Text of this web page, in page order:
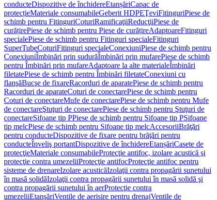
conducteDispozitive de închidereEtanșăriCapac de
protecțieMateriale consumabileGeberit HDPEŢeviFitinguriPiese de
schimb pentru FitinguriCoturiRamificaţiiReducţiiPiese de
curățirePiese de schimb pentru Piese de curățireAdaptoareFitinguri
specialePiese de schimb pentru Fitinguri specialeFitinguri
SuperTubeCoturiFitinguri specialeConexiuniPiese de schimb pentru
ConexiuniÎmbinări prin sudurăÎmbinări prin mufarePiese de schimb
pentru Îmbinări prin mufareAdaptoare la alte materialeÎmbinări
filetatePiese de schimb pentru Îmbinări filetateConexiuni cu
flanşăBucşe de fixareRacorduri de aparatePiese de schimb pentru
Racorduri de aparateCoturi de conectarePiese de schimb pentru
Coturi de conectareMufe de conectarePiese de schimb pentru Mufe
de conectareŞtuţuri de conectarePiese de schimb pentru Ştuţuri de
conectareSifoane tip PPiese de schimb pentru Sifoane tip PSifoane
tip melcPiese de schimb pentru Sifoane tip melcAccesoriiBrăţări
pentru conducteDispozitive de fixare pentru brăţări pentru
conducteÎnveliş portantDispozitive de închidereEtanșăriCasete de
protecţieMateriale consumabileProtecţie antifoc, izolare acustică şi
protecţie contra umezeliiProtecţie antifocProtecţie antifoc pentru
sisteme de drenareIzolare acusticăIzolaţii contra propagării sunetului
în masă solidăIzolaţii contra propagării sunetului în masă solidă şi
contra propagării sunetului în aerProtecţie contra
umezeliiEtanşăriVentile de aerisire pentru drenajVentile de